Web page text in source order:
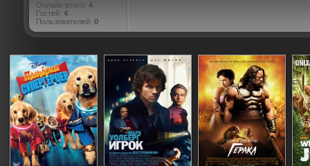
Онлайн всего: 4
Гостей: 4
Пользователей: 0